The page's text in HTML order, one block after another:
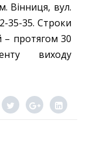
Вінниця, вул.
35-35. Строки
– протягом 30
виходу